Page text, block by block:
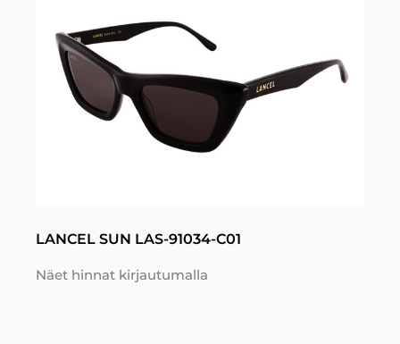
LANCEL SUN LAS-91034-C01
Näet hinnat kirjautumalla